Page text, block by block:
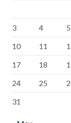
3
4 5
10
11
17
18
24
25
31